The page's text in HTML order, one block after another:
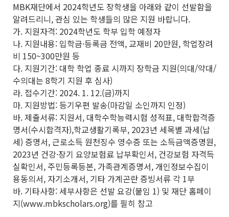
MBK재단에서 2024학년도 장학생을 아래와 같이 선발함을
알려드리니, 관심 있는 학생들의 많은 지원 바랍니다.
가. 지원자격: 2024학년도 학부 입학 예정자
나. 지원내용: 입학금·등록금 전액, 교재비 20만원, 학업장려
비 150~300만원 등
다. 지원기간: 대학 학업 종료 시까지 장학금 지원(의대/약대/
수의대는 8학기 지원 후 심사)
라. 접수기간: 2024. 1. 12.(금)까지
마. 지원방법: 등기우편 발송(마감일 소인까지 인정)
바. 제출서류: 지원서, 대학수학능력시험 성적표, 대학합격증
명서(수시합격자),학교생활기록부, 2023년 세목별 과세(납
세) 증명서, 근로소득 원천징수 영수증 또는 소득금액증명원,
2023년 건강·장기 요양보험료 납부확인서, 건강보험 자격득
실확인서, 주민등록등본, 가족관계증명서, 개인정보수집이
용동의서, 자기소개서, 기타 가계곤란 증빙서류 각 1부
바. 기타사항: 세부사항은 선발 요강(붙임 1) 및 재단 홈페이
지(www.mbkscholars.org)를 필히 참고